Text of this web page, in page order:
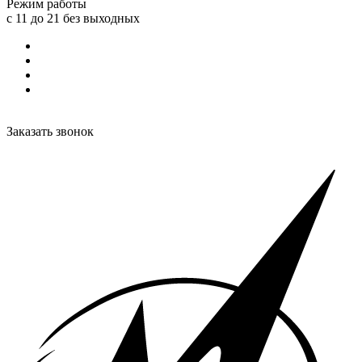
Режим работы
с 11 до 21 без выходных
Заказать звонок